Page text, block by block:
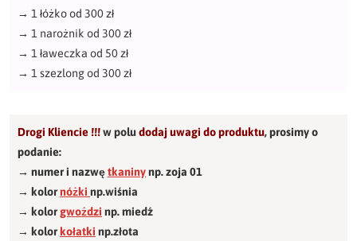
→ 1 łóżko od 300 zł
→ 1 narożnik od 300 zł
→ 1 ławeczka od 50 zł
→ 1 szezlong od 300 zł
Drogi Kliencie !!!w poludodaj uwagi do produktu,prosimy o
podanie:
→ numer i nazwętkaninynp. zoja 01
→ kolornóżki np.wiśnia
→ kolorgwożdzi np. miedź
→ kolorkołatki np.złota